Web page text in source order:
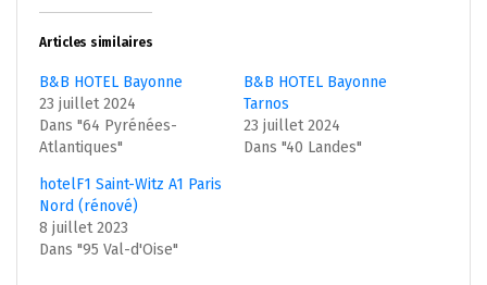
Articles similaires
B&B HOTEL Bayonne
23 juillet 2024
Dans "64 Pyrénées-
Atlantiques"
B&B HOTEL Bayonne
Tarnos
23 juillet 2024
Dans "40 Landes"
hotelF1 Saint-Witz A1 Paris
Nord (rénové)
8 juillet 2023
Dans "95 Val-d'Oise"